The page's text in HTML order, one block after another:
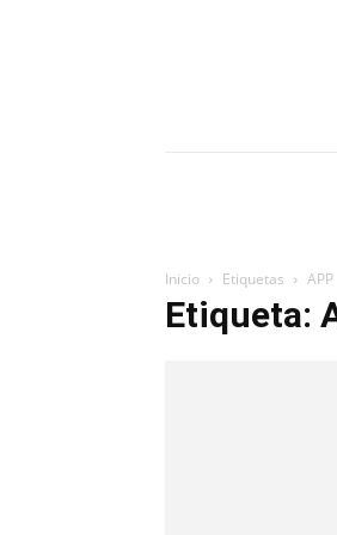
Inicio Etiquetas APP
Etiqueta: